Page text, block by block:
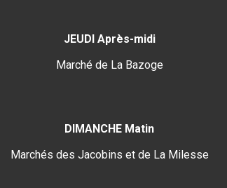
JEUDI Après-midi
Marché de La Bazoge
DIMANCHE Matin
Marchés des Jacobins et de La Milesse